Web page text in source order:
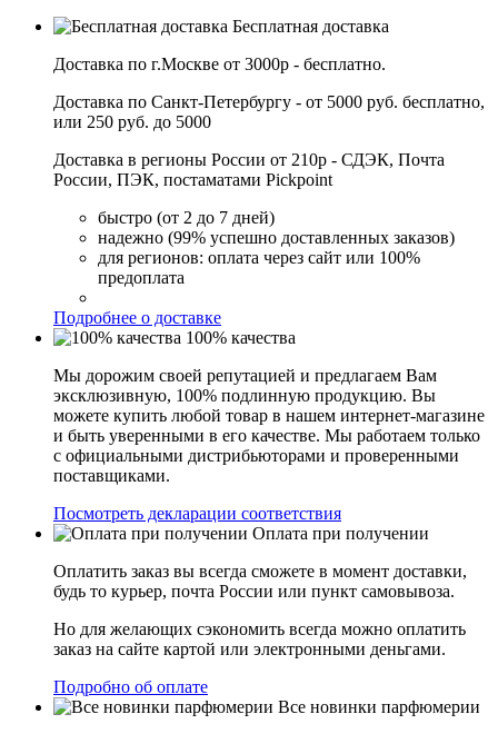
Бесплатная доставка
Доставка по г.Москве от 3000р - бесплатно.
Доставка по Санкт-Петербургу - от 5000 руб. бесплатно,
или 250 руб. до 5000
Доставка в регионы России от 210р - СДЭК, Почта
России, ПЭК, постаматами Pickpoint
быстро (от 2 до 7 дней)
надежно (99% успешно доставленных заказов)
для регионов: оплата через сайт или 100%
предоплата
Подробнее о доставке
100% качества
Мы дорожим своей репутацией и предлагаем Вам
эксклюзивную, 100% подлинную продукцию. Вы
можете купить любой товар в нашем интернет-магазине
и быть уверенными в его качестве. Мы работаем только
с официальными дистрибьюторами и проверенными
поставщиками.
Посмотреть декларации соответствия
Оплата при получении
Оплатить заказ вы всегда сможете в момент доставки,
будь то курьер, почта России или пункт самовывоза.
Но для желающих сэкономить всегда можно оплатить
заказ на сайте картой или электронными деньгами.
Подробно об оплате
Все новинки парфюмерии